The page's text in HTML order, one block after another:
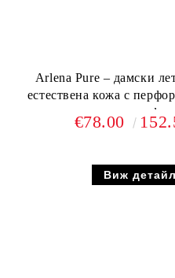
Arlena Pure – дамски
естествена кожа с
кроко ефект
€78.00
Виж